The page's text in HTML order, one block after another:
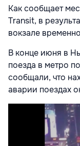
Как сообщает
Transit, в
вокзале
В конце июня в
поезда в метро
сообщали, что
аварии поездах